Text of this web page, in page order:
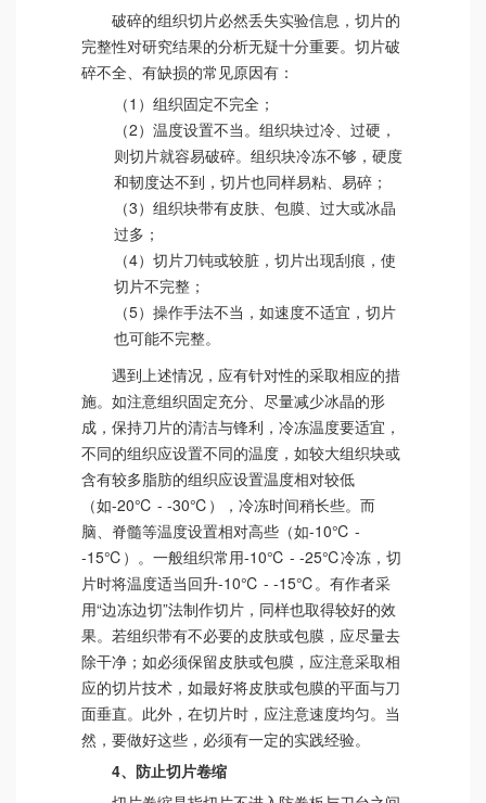
破碎的组织切片必然丢失实验信息，切片的
完整性对研究结果的分析无疑十分重要。切片破
碎不全、有缺损的常见原因有：
（1）组织固定不完全；
（2）温度设置不当。组织块过冷、过硬，
则切片就容易破碎。组织块冷冻不够，硬度
和韧度达不到，切片也同样易粘、易碎；
（3）组织块带有皮肤、包膜、过大或冰晶
过多；
（4）切片刀钝或较脏，切片出现刮痕，使
切片不完整；
（5）操作手法不当，如速度不适宜，切片
也可能不完整。
遇到上述情况，应有针对性的采取相应的措
施。如注意组织固定充分、尽量减少冰晶的形
成，保持刀片的清洁与锋利，冷冻温度要适宜，
不同的组织应设置不同的温度，如较大组织块或
含有较多脂肪的组织应设置温度相对较低
（如-20℃ - -30℃），冷冻时间稍长些。而
脑、脊髓等温度设置相对高些（如-10℃ -
-15℃）。一般组织常用-10℃ - -25℃冷冻，切
片时将温度适当回升-10℃ - -15℃。有作者采
用“边冻边切”法制作切片，同样也取得较好的效
果。若组织带有不必要的皮肤或包膜，应尽量去
除干净；如必须保留皮肤或包膜，应注意采取相
应的切片技术，如最好将皮肤或包膜的平面与刀
面垂直。此外，在切片时，应注意速度均匀。当
然，要做好这些，必须有一定的实践经验。
4、防止切片卷缩